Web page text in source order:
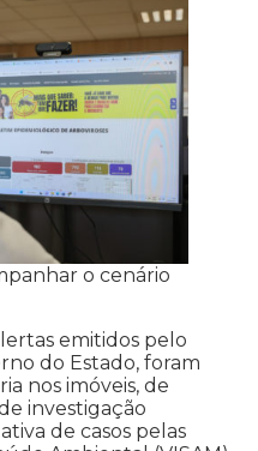
o cenário
emitidos pelo
do Estado, foram
nos imóveis, de
investigação
de casos pelas